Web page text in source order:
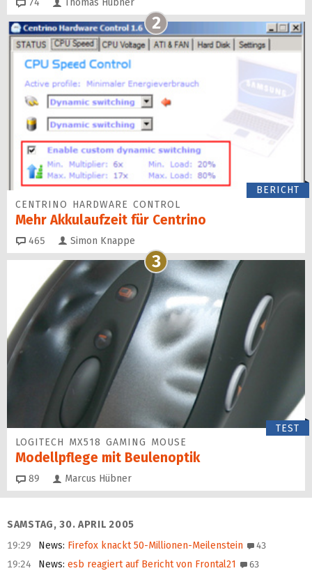
74 Thomas Hübner
2
BERICHT
CENTRINO HARDWARE CONTROL
Mehr Akkulaufzeit für Centrino
465 Kommentare
Simon Knappe
3
TEST
LOGITECH MX518 GAMING MOUSE
Modellpflege mit Beulenoptik
89 Kommentare
Marcus Hübner
SAMSTAG, 30. APRIL 2005
19:29
News: Firefox knackt 50-Millionen-Meilenstein 43
19:24 News: esb reagiert auf Bericht von Frontal21 63